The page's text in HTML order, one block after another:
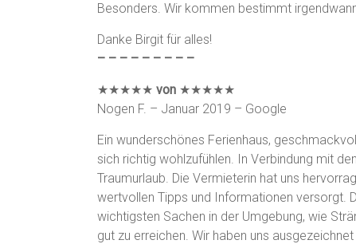
Besonders. Wir kommen bestimmt
Danke Birgit für alles!
– – – – – – – – –
★★★★★ von ★★★★★
Nogen F. – Januar 2019 – Google
Ein wunderschönes Ferienhaus,
sich richtig wohlzufühlen. In Verbindung mit
Traumurlaub. Die Vermieterin hat uns
wertvollen Tipps und Informationen versorgt.
wichtigsten Sachen in der Umgebung, wie
gut zu erreichen. Wir haben uns